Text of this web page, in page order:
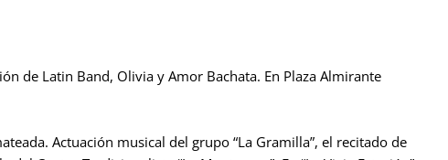
de Latin Band, Olivia y Amor Bachata. En Plaza Almirante
Actuación musical del grupo “La Gramilla”, el recitado de